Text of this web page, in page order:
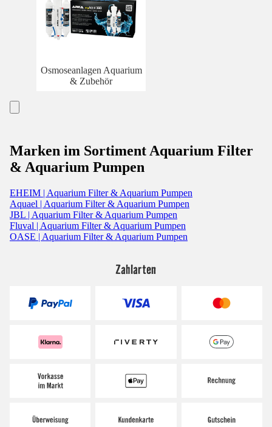
Osmoseanlagen Aquarium
& Zubehör
Marken im Sortiment Aquarium Filter
& Aquarium Pumpen
EHEIM | Aquarium Filter & Aquarium Pumpen
Aquael | Aquarium Filter & Aquarium Pumpen
JBL | Aquarium Filter & Aquarium Pumpen
Fluval | Aquarium Filter & Aquarium Pumpen
OASE | Aquarium Filter & Aquarium Pumpen
Zahlarten